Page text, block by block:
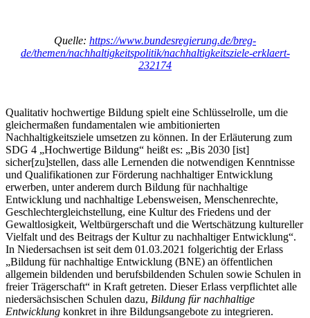
Quelle: https://www.bundesregierung.de/breg-
de/themen/nachhaltigkeitspolitik/nachhaltigkeitsziele-erklaert-
232174
Qualitativ hochwertige Bildung spielt eine Schlüsselrolle, um die
gleichermaßen fundamentalen wie ambitionierten
Nachhaltigkeitsziele umsetzen zu können. In der Erläuterung zum
SDG 4 „Hochwertige Bildung“ heißt es: „Bis 2030 [ist]
sicher[zu]stellen, dass alle Lernenden die notwendigen Kenntnisse
und Qualifikationen zur Förderung nachhaltiger Entwicklung
erwerben, unter anderem durch Bildung für nachhaltige
Entwicklung und nachhaltige Lebensweisen, Menschenrechte,
Geschlechtergleichstellung, eine Kultur des Friedens und der
Gewaltlosigkeit, Weltbürgerschaft und die Wertschätzung kultureller
Vielfalt und des Beitrags der Kultur zu nachhaltiger Entwicklung“.
In Niedersachsen ist seit dem 01.03.2021 folgerichtig der Erlass
„Bildung für nachhaltige Entwicklung (BNE) an öffentlichen
allgemein bildenden und berufsbildenden Schulen sowie Schulen in
freier Trägerschaft“ in Kraft getreten. Dieser Erlass verpflichtet alle
niedersächsischen Schulen dazu, Bildung für nachhaltige
Entwicklung konkret in ihre Bildungsangebote zu integrieren.